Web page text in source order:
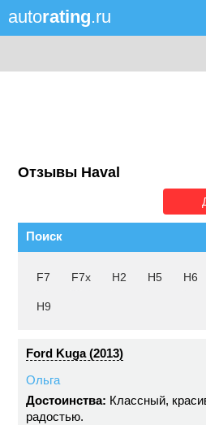
autorating.ru
Отзывы Haval
Поиск
F7 F7x H2 H5 H6
H9
Ford Kuga (2013)
Ольга
Достоинства: Классный,
радостью.